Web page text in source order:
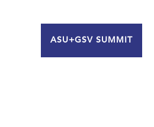
ASU+GSV SUMMIT